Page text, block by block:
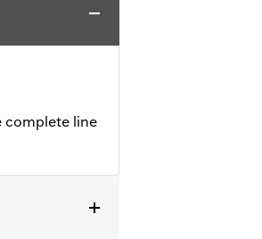
complete line